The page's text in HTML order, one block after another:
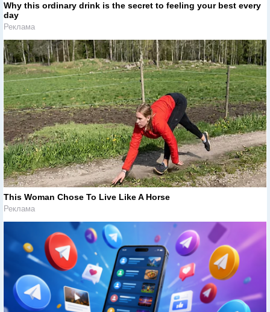
Why this ordinary drink is the secret to feeling your best every
day
Реклама
This Woman Chose To Live Like A Horse
Реклама